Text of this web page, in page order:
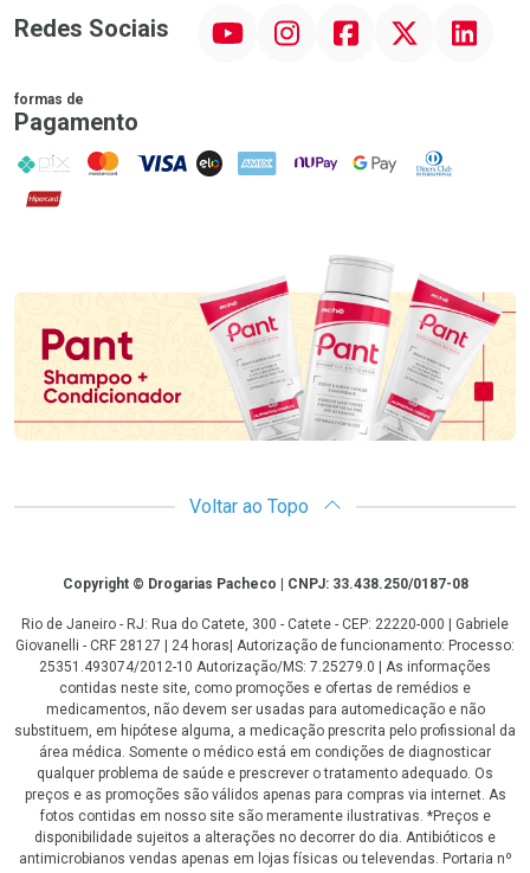
Redes Sociais InstagramFacebook Linkedin
formas de
Pagamento
PIX MasterCard
VISA ELO AMEX NuPay Google PayDiners Club
Hipercard
Promoção em Destaque
Voltar ao Topo
CopyrightCopyright © Drogarias Pacheco | CNPJ: 33.438.250/0187-08
Rio de Janeiro - RJ: Rua do Catete, 300 - Catete - CEP: 22220-000 | Gabriele
Giovanelli - CRF 28127 | 24 horas| Autorização de funcionamento: Processo:
25351.493074/2012-10 Autorização/MS: 7.25279.0 | As informações
contidas neste site, como promoções e ofertas de remédios e
medicamentos, não devem ser usadas para automedicação e não
substituem, em hipótese alguma, a medicação prescrita pelo profissional da
área médica. Somente o médico está em condições de diagnosticar
qualquer problema de saúde e prescrever o tratamento adequado. Os
preços e as promoções são válidos apenas para compras via internet. As
fotos contidas em nosso site são meramente ilustrativas. *Preços e
disponibilidade sujeitos a alterações no decorrer do dia. Antibióticos e
antimicrobianos vendas apenas em lojas físicas ou televendas. Portaria nº